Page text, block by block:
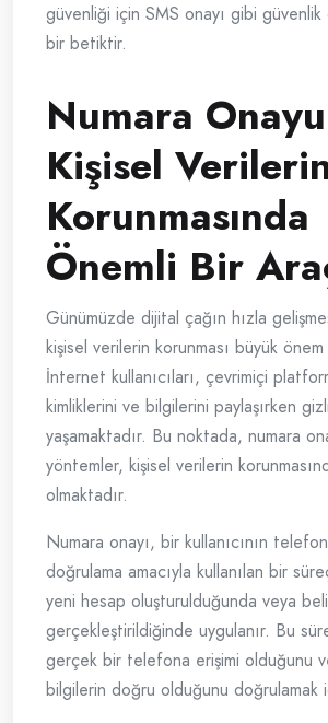
güvenliği için SMS onayı gibi
bir betiktir.
Numara
Kişisel
Korunmasında
Önemli Bir
Günümüzde dijital çağın hızla
kişisel verilerin korunması büyük önem
İnternet kullanıcıları, çevrimiçi
kimliklerini ve bilgilerini paylaşırken
yaşamaktadır. Bu noktada, numara
yöntemler, kişisel verilerin
olmaktadır.
Numara onayı, bir kullanıcının telefon
doğrulama amacıyla kullanılan bir
yeni hesap oluşturulduğunda veya
gerçekleştirildiğinde uygulanır. Bu
gerçek bir telefona erişimi olduğunu
bilgilerin doğru olduğunu doğrulamak